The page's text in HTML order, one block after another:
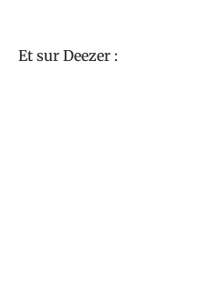
Et sur Deezer :